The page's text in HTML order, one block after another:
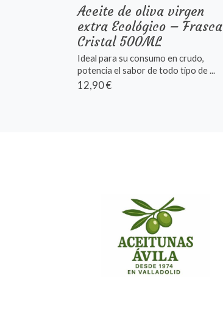
Aceite de oliva virgen
extra Ecológico – Frasca
Cristal 500ML
Ideal para su consumo en crudo,
potencia el sabor de todo tipo de ...
12,90 €